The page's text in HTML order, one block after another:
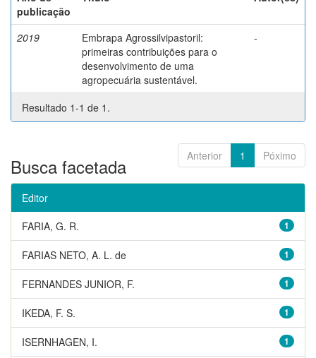
publicação
2019
Embrapa Agrossilvipastoril:
primeiras contribuições para o
desenvolvimento de uma
agropecuária sustentável.
-
Resultado 1-1 de 1.
Anterior 1 Póximo
Busca facetada
Editor
1
FARIA, G. R.
1
FARIAS NETO, A. L. de
1
FERNANDES JUNIOR, F.
1
IKEDA, F. S.
1
ISERNHAGEN, I.